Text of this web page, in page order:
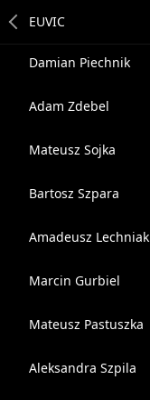
Damian Piechnik
Adam Zdebel
Mateusz Sojka
Bartosz Szpara
Amadeusz Lechniak
Marcin Gurbiel
Mateusz Pastuszka
Aleksandra Szpila